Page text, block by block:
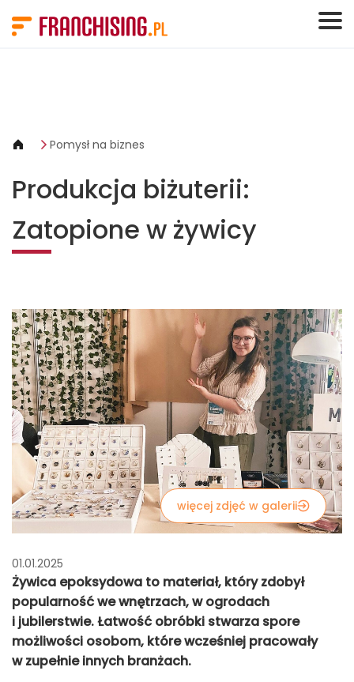
Pomysł na biznes
Produkcja biżuterii:
Zatopione w żywicy
więcej zdjęć w galerii
01.01.2025
Żywica epoksydowa to materiał, który zdobył
popularność we wnętrzach, w ogrodach
i jubilerstwie. Łatwość obróbki stwarza spore
możliwości osobom, które wcześniej pracowały
w zupełnie innych branżach.